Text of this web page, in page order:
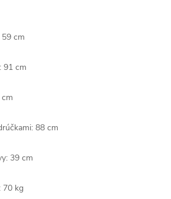
59 cm
91 cm
cm
88 cm
39 cm
70 kg